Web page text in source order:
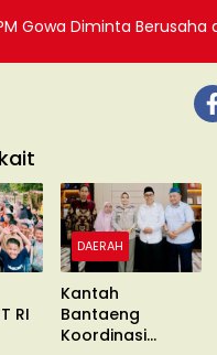
Gowa Diminta Berusaha
RI
DAERAH
Kantah
Bantaeng
Koordinasi